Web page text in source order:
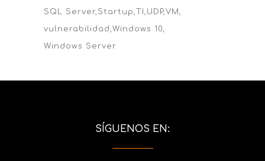
SQL Server Startup UDP VM
vulnerabilidad Windows 10
Windows Server
SÍGUENOS EN: